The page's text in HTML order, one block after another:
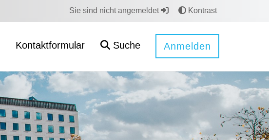
Sie sind nicht angemeldet Kontrast
Kontaktformular Suche Anmelden